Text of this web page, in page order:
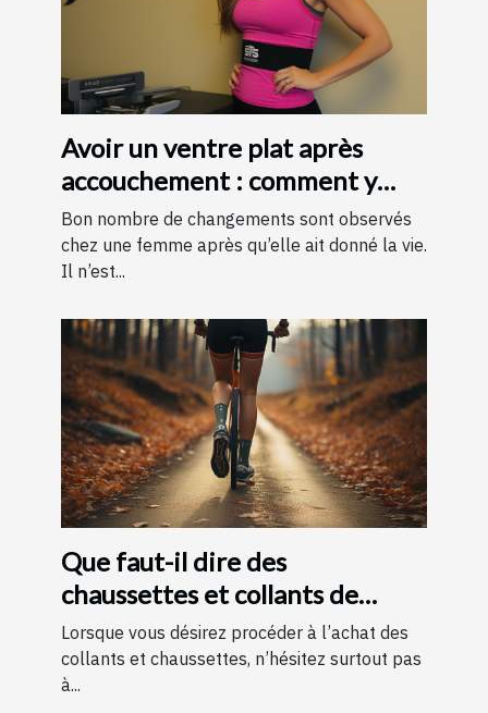
Avoir un ventre plat après
accouchement : comment y
parvenir ?
Bon nombre de changements sont observés
chez une femme après qu’elle ait donné la vie.
Il n’est...
Que faut-il dire des
chaussettes et collants de
contention ?
Lorsque vous désirez procéder à l’achat des
collants et chaussettes, n’hésitez surtout pas
à...